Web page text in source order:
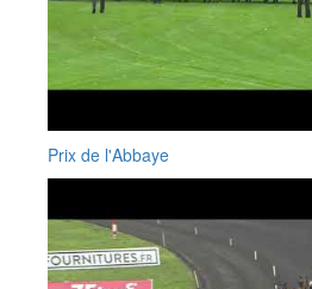
Prix de l'Abbaye